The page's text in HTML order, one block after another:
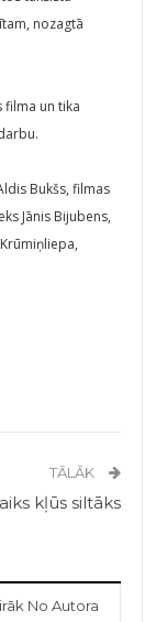
nozagtā
filma un tika
Bukšs, filmas
Jānis Bijubens,
TĀLĀK
kļūs siltāks
No Autora